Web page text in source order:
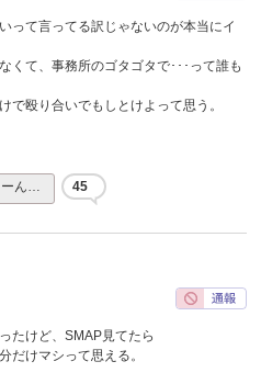
って言ってる訳じゃないのが本当にイ
くて、事務所のゴタゴタで･･･って誰も
で殴り合いでもしとけよって思う。
ん… 45
たけど、SMAP見てたら
だけマシって思える。